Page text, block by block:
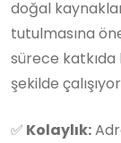
doğal
tutulmasına
sürece
şekilde
✅ Kolaylık: